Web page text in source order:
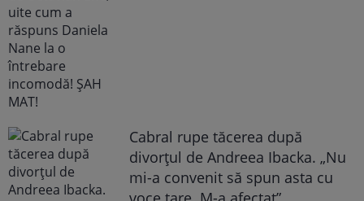
Cabral rupe tăcerea după
divorțul de Andreea Ibacka. „Nu
mi-a convenit să spun asta cu